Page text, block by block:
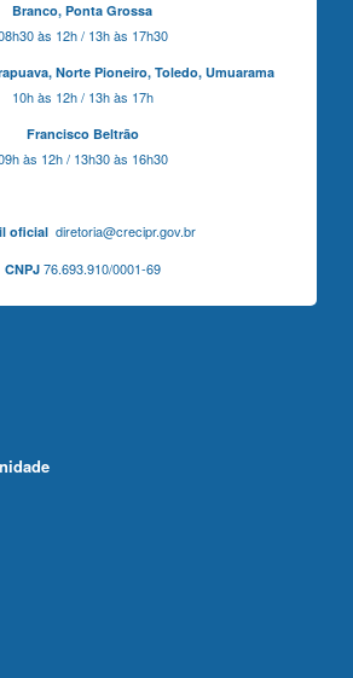
Branco, Ponta Grossa
às 12h / 13h às 17h30
Norte Pioneiro, Toledo, Umuarama
10h às 12h / 13h às 17h
Francisco Beltrão
às 12h / 13h30 às 16h30
oficialdiretoria@crecipr.gov.br
CNPJ76.693.910/0001-69